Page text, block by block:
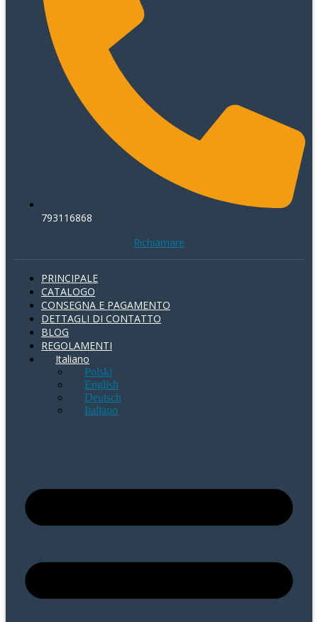
793116868
Richiamare
PRINCIPALE
CATALOGO
CONSEGNA E PAGAMENTO
DETTAGLI DI CONTATTO
BLOG
REGOLAMENTI
Italiano
Polski
English
Deutsch
Italiano